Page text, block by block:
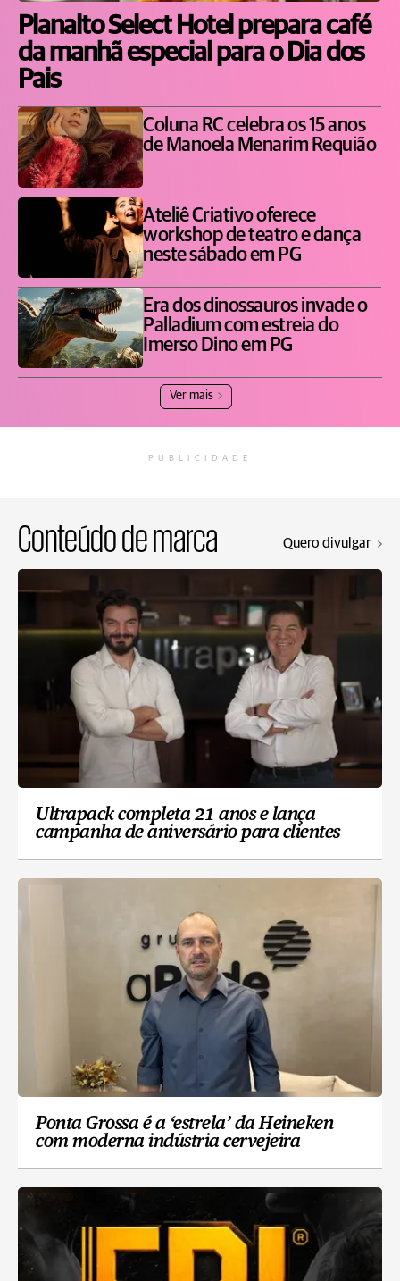
Planalto Select Hotel prepara café
da manhã especial para o Dia dos
Pais
Coluna RC celebra os 15 anos
de Manoela Menarim Requião
Ateliê Criativo oferece
workshop de teatro e dança
neste sábado em PG
Era dos dinossauros invade o
Palladium com estreia do
Imerso Dino em PG
Ver mais
PUBLICIDADE
Conteúdo de marca Quero divulgar
Ultrapack completa 21 anos e lança
campanha de aniversário para clientes
Ponta Grossa é a ‘estrela’ da Heineken
com moderna indústria cervejeira